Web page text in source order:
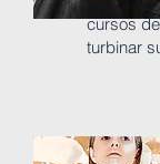
cursos
turbinar